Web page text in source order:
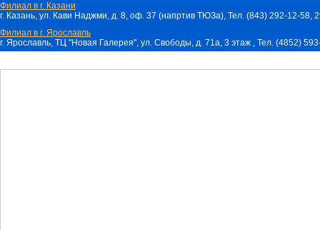
Филиал в г. Казани
г. Казань, ул. Кави Наджми, д. 8, оф. 37 (напртив ТЮЗа), Тел. (843) 292-12-
Филиал в г. Ярославль
г. Ярославль, ТЦ "Новая Галерея", ул. Свободы, д. 71a, 3 этаж , Тел. (4852)